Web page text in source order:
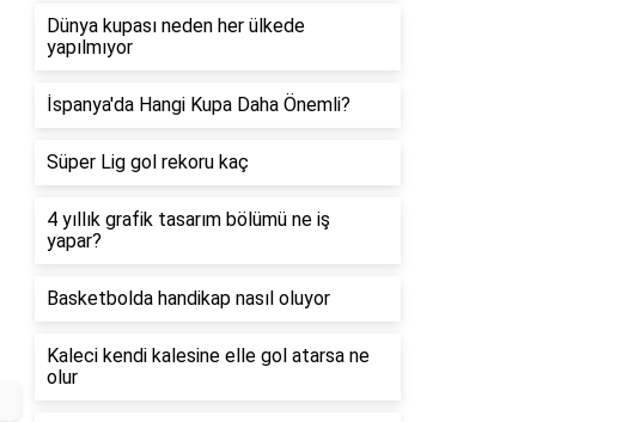
Dünya kupası neden her ülkede
yapılmıyor
İspanya'da Hangi Kupa Daha Önemli?
Süper Lig gol rekoru kaç
4 yıllık grafik tasarım bölümü ne iş
yapar?
Basketbolda handikap nasıl oluyor
Kaleci kendi kalesine elle gol atarsa ne
olur